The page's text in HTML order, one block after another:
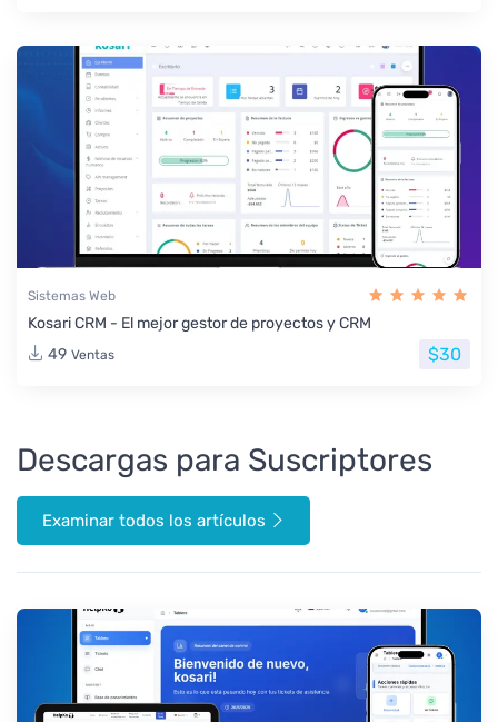
Sistemas Web
Kosari CRM - El mejor gestor de proyectos y CRM
49 Ventas $30
Descargas para Suscriptores
Examinar todos los artículos